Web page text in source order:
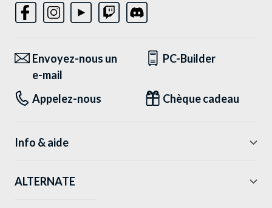
Envoyez-nous un
e-mail
PC-Builder
Appelez-nous Chèque cadeau
Info & aide
ALTERNATE